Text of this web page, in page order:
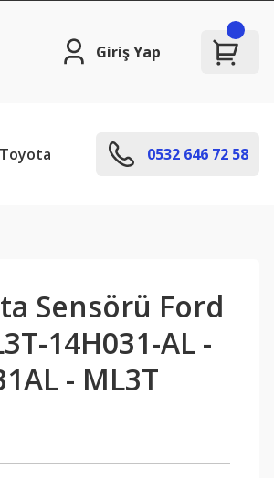
Giriş Yap
Toyota 0532 646 72 58
Sensörü Ford
14H031-AL -
- ML3T